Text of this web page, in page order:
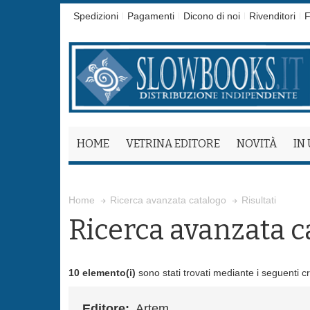
Spedizioni Pagamenti Dicono di noi Rivenditori
HOME VETRINA EDITORE NOVITÀ IN
Home Ricerca avanzata catalogo Risultati
Ricerca avanzata
10 elemento(i) sono stati trovati mediante i seguenti